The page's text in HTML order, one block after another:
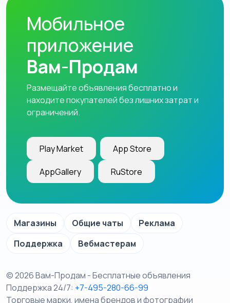
Мобильное
приложение
Вам-Продам
Размещайте объявления бесплатно и
находите покупателей без лишних затрат и
ограничений.
Play Market App Store
AppGallery RuStore
Магазины Общие чаты
Реклама
Поддержка
Вебмастерам
© 2026 Вам-Продам - Бесплатные объявления
Поддержка 24/7: +7-495-280-66-99
Торговые марки, имена брендов и фотографии